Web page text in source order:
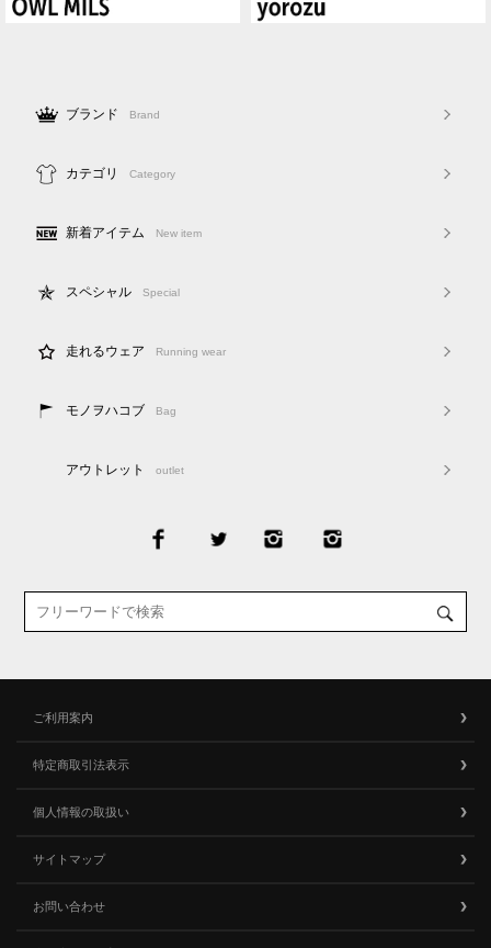
ブランド Brand
カテゴリ Category
新着アイテム New item
スペシャル Special
走れるウェア Running wear
モノヲハコブ Bag
アウトレット outlet
ご利用案内
特定商取引法表示
個人情報の取扱い
サイトマップ
お問い合わせ